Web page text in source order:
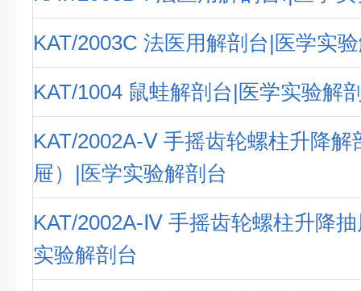
KAT/2003C 法医用解剖台|医学实
KAT/1004 鼠蛙解剖台|医学实验解
KAT/2002A-Ⅴ 手摇齿轮螺柱升降解
屉）|医学实验解剖台
KAT/2002A-Ⅳ 手摇齿轮螺柱升降
实验解剖台